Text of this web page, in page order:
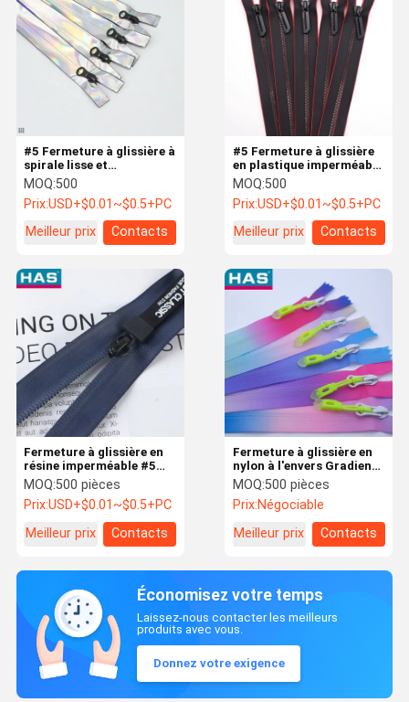
#5 Fermeture à glissière à
spirale lisse et
imperméable, fermeture à
glissière durable et
hydrofuge
MOQ:500
Prix:USD+$0.01~$0.5+PC
Meilleur prix
Contacts
#5 Fermeture à glissière
en plastique imperméable
PU, extrémité ouverte,
pour vêtements ou
chaussures
MOQ:500
Prix:USD+$0.01~$0.5+PC
Meilleur prix
Contacts
Fermeture à glissière en
résine imperméable #5
avec extrémité fermée et
curseur en plastique à
fines dents
MOQ:500 pièces
Prix:USD+$0.01~$0.5+PC
Meilleur prix
Contacts
Fermeture à glissière en
nylon à l'envers Gradient
Couleur Fermeture à
glissière de tente lourde
#5
MOQ:500 pièces
Prix:Négociable
Meilleur prix
Contacts
Économisez votre temps
Laissez-nous contacter les meilleurs
produits avec vous.
Donnez votre exigence